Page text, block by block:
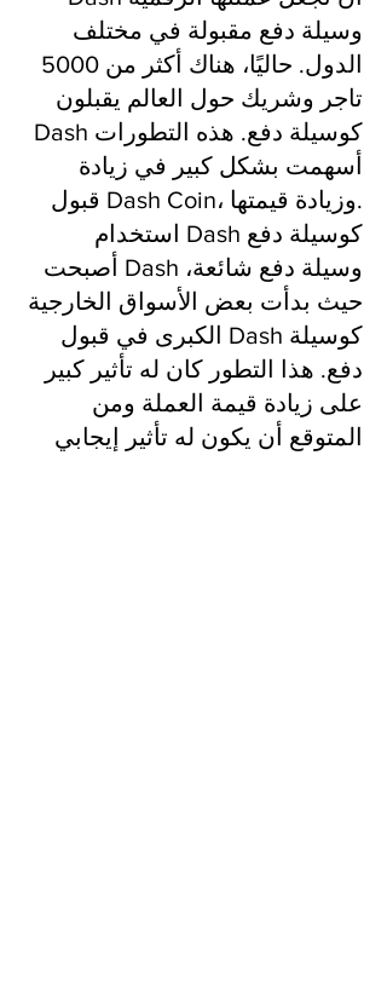
وسيلة دفع مقبولة في مختلف
الدول. حاليًا، هناك أكثر من 5000
تاجر وشريك حول العالم يقبلون
Dash كوسيلة دفع. هذه التطورات
أسهمت بشكل كبير في زيادة
قبول Dash Coin، وزيادة قيمتها.
استخدام Dash كوسيلة دفع
أصبحت Dash وسيلة دفع شائعة،
حيث بدأت بعض الأسواق الخارجية
الكبرى في قبول Dash كوسيلة
دفع. هذا التطور كان له تأثير كبير
على زيادة قيمة العملة ومن
المتوقع أن يكون له تأثير إيجابي